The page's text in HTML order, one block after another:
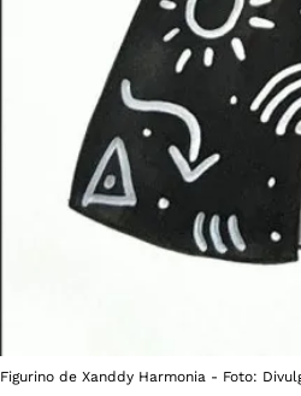
Figurino de Xanddy Harmonia - Foto: